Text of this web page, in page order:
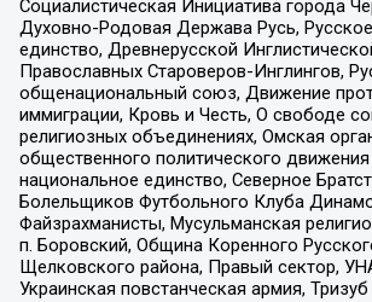
Социалистическая Инициатива города
Духовно-Родовая Держава Русь,
единство, Древнерусской
Православных Староверов-Инглингов,
общенациональный союз, Движение
иммиграции, Кровь и Честь, О свободе
религиозных объединениях, Омская
общественного политического
национальное единство, Северное
Болельщиков Футбольного Клуба
Файзрахманисты, Мусульманская
п. Боровский, Община Коренного
Щелковского района, Правый сектор,
Украинская повстанческая армия,